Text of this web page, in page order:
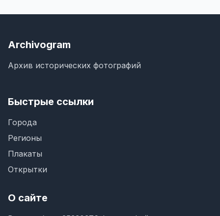
Archivogram
Архив исторических фотографий
Быстрые ссылки
Города
Регионы
Плакаты
Открытки
О сайте